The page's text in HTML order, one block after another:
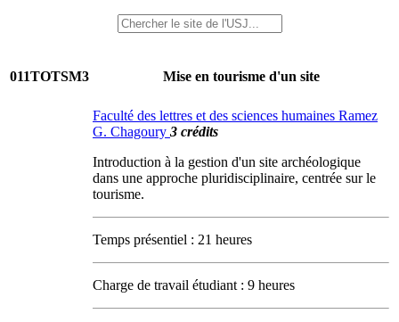
011TOTSM3 Mise en tourisme d'un site
Faculté des lettres et des sciences humaines Ramez
G. Chagoury 3 crédits
Introduction à la gestion d'un site archéologique
dans une approche pluridisciplinaire, centrée sur le
tourisme.
Temps présentiel : 21 heures
Charge de travail étudiant : 9 heures